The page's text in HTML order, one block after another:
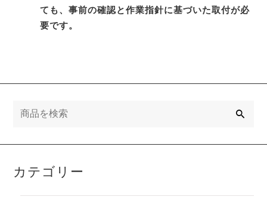
ても、事前の確認と作業指針に基づいた取付が必
要です。
カテゴリー